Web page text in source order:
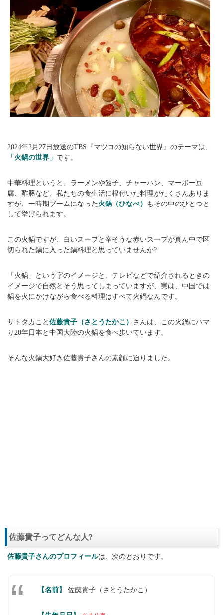
2024年2月27日放送のTBS『マツコの知らない世界』のテーマは、
「火鍋の世界」 です。
中華料理というと、ラーメンや餃子、チャーハン、マーボー豆
腐、酢豚など、私たちの食生活に根付いた料理がたくさんありま
すが、一時期ブームになった 火鍋（ひなべ）
もその中のひとつと
して挙げられます。
この火鍋ですが、白いスープと辛そうな赤いスープが真ん中で区
切られた鍋に入った鍋料理と思っていませんか?
「火鍋」という字のイメージと、テレビなどで紹介されるときの
イメージで自然とそう思ってしまっていますが、実は、中国では
鍋を火にかけながら食べる料理はすべて火鍋なんです。
サトタカこと 佐藤貴子（さとうたかこ） さんは、この火鍋にハマ
り20年日本と中国大陸の火鍋を食べ歩いています。
そんな火鍋大好き佐藤貴子さんの素顔に迫りました。
佐藤貴子ってどんな人?
佐藤貴子さんのプロフィールは、次のとおりです。
【名前】 佐藤貴子（さとうたかこ）